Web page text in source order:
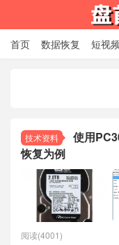
首页 数据恢复 短视
技术资料
使用
恢复为例
阅读(4001)